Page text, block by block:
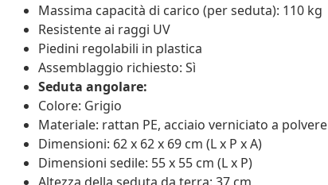
Massima capacità di carico (per seduta): 110 kg
Resistente ai raggi UV
Piedini regolabili in plastica
Assemblaggio richiesto: Sì
Seduta angolare:
Colore: Grigio
Materiale: rattan PE, acciaio verniciato a polvere
Dimensioni: 62 x 62 x 69 cm (L x P x A)
Dimensioni sedile: 55 x 55 cm (L x P)